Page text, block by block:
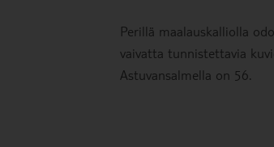
Perillä maalauskalliolla
vaivatta tunnistettavia
Astuvansalmella on 56.